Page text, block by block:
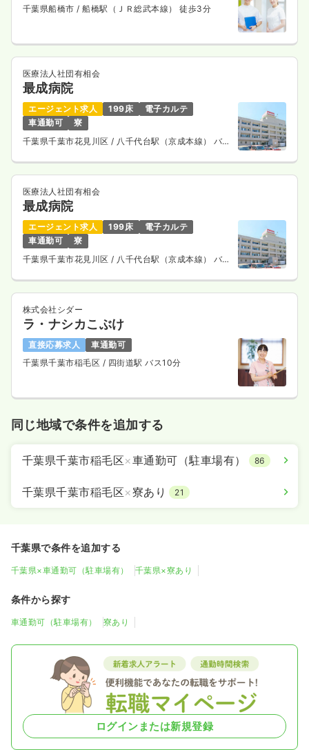
千葉県船橋市/ 船橋駅（ＪＲ総武本線） 徒歩3分
医療法人社団有相会
最成病院
エージェント求人 199床
電子カルテ
車通勤可
寮
千葉県千葉市花見川区 / 八千代台駅（京成本線） バス
医療法人社団有相会
最成病院
エージェント求人 199床
電子カルテ
車通勤可
寮
千葉県千葉市花見川区 / 八千代台駅（京成本線） バス
株式会社シダー
ラ・ナシカこぶけ
直接応募求人
車通勤可
千葉県千葉市稲毛区 / 四街道駅 バス10分
同じ地域で条件を追加する
千葉県千葉市稲毛区×車通勤可（駐車場有） 86
千葉県千葉市稲毛区×寮あり 21
千葉県で条件を追加する
千葉県×車通勤可（駐車場有） 千葉県×寮あり
条件から探す
車通勤可（駐車場有） 寮あり
ログインまたは新規登録